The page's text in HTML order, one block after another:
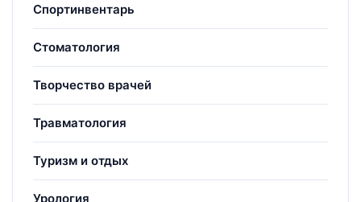
Спортинвентарь
Стоматология
Творчество врачей
Травматология
Туризм и отдых
Урология